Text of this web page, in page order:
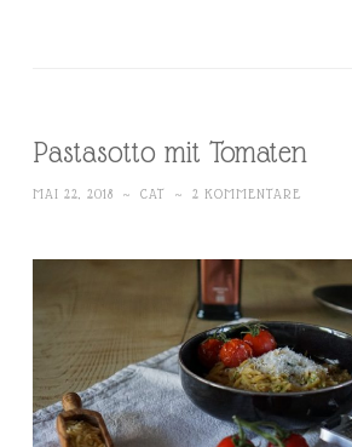
Pastasotto mit Tomaten
MAI 22, 2018 ~ CAT ~ 2 KOMMENTARE